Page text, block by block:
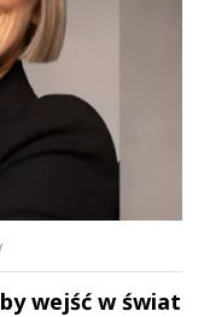
wejść w świat